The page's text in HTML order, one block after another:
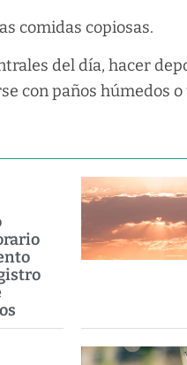
comidas copiosas.
del día, hacer
con paños húmedos